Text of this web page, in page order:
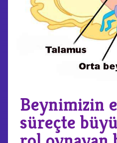
Beynimizin
süreçte